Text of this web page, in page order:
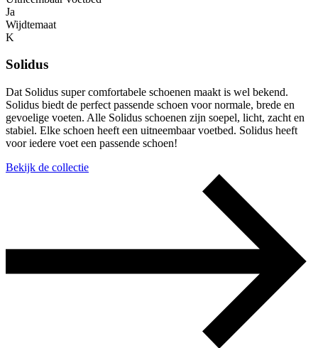
Ja
Wijdtemaat
K
Solidus
Dat Solidus super comfortabele schoenen maakt is wel bekend.
Solidus biedt de perfect passende schoen voor normale, brede en
gevoelige voeten. Alle Solidus schoenen zijn soepel, licht, zacht en
stabiel. Elke schoen heeft een uitneembaar voetbed. Solidus heeft
voor iedere voet een passende schoen!
Bekijk de collectie